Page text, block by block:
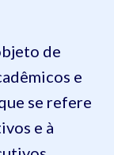
de
e
se refere
e à